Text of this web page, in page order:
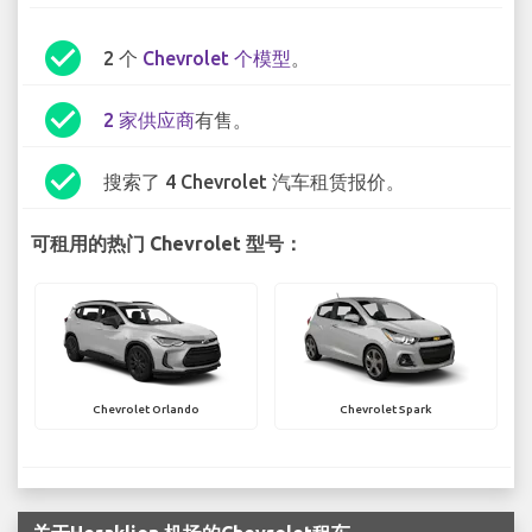
check_circle 2 个 Chevrolet 个模型。
check_circle 2 家供应商有售。
check_circle 搜索了 4 Chevrolet 汽车租赁报价。
可租用的热门 Chevrolet 型号：
Chevrolet Orlando Chevrolet Spark